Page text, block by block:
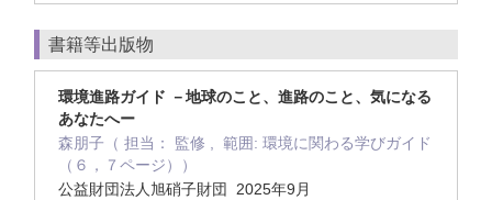
書籍等出版物
環境進路ガイド －地球のこと、進路のこと、気になる
あなたへー
森朋子（ 担当： 監修 , 範囲: 環境に関わる学びガイド
（６，７ページ））
公益財団法人旭硝子財団 2025年9月